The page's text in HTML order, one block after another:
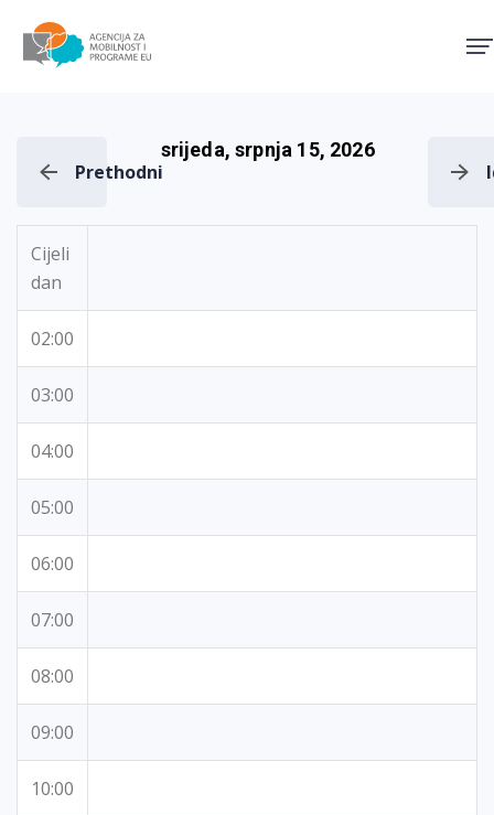
Prethodni
srijeda, srpnja 15, 2026
Cijeli
dan
02:00
03:00
04:00
05:00
06:00
07:00
08:00
09:00
10:00